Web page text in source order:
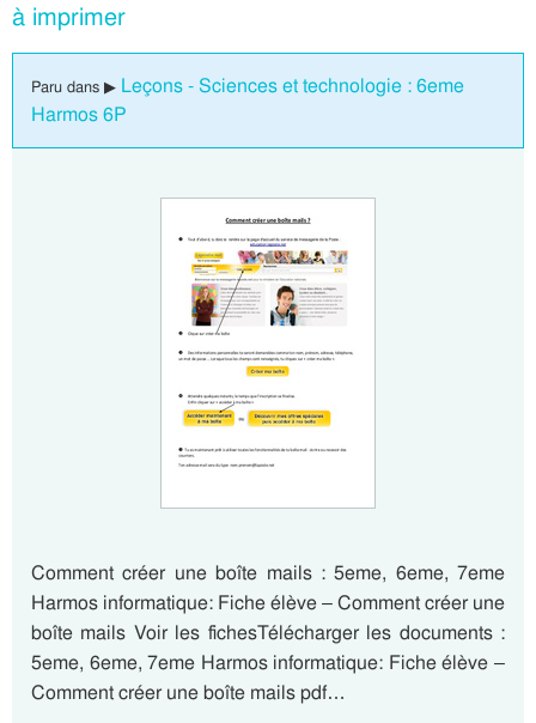
à imprimer
Paru dans ▶ Leçons - Sciences et technologie : 6eme
Harmos 6P
Comment créer une boîte mails : 5eme, 6eme, 7eme
Harmos informatique: Fiche élève – Comment créer une
boîte mails Voir les fichesTélécharger les documents :
5eme, 6eme, 7eme Harmos informatique: Fiche élève –
Comment créer une boîte mails pdf…